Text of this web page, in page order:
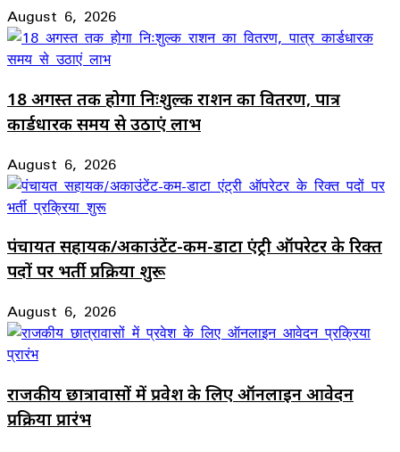
August 6, 2026
18 अगस्त तक होगा निःशुल्क राशन का वितरण, पात्र
कार्डधारक समय से उठाएं लाभ
August 6, 2026
पंचायत सहायक/अकाउंटेंट-कम-डाटा एंट्री ऑपरेटर के रिक्त
पदों पर भर्ती प्रक्रिया शुरू
August 6, 2026
राजकीय छात्रावासों में प्रवेश के लिए ऑनलाइन आवेदन
प्रक्रिया प्रारंभ